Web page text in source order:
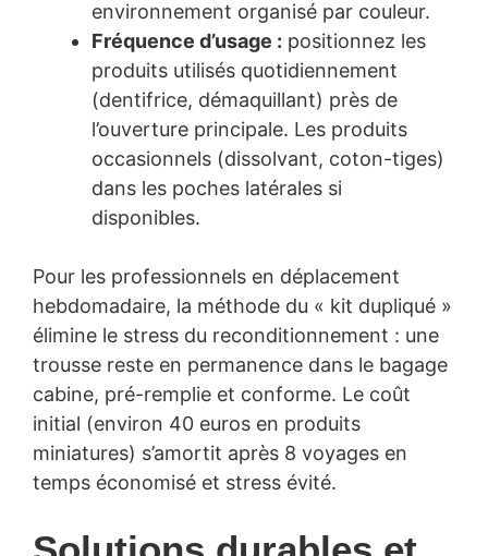
environnement organisé par couleur.
Fréquence d’usage : positionnez les
produits utilisés quotidiennement
(dentifrice, démaquillant) près de
l’ouverture principale. Les produits
occasionnels (dissolvant, coton-tiges)
dans les poches latérales si
disponibles.
Pour les professionnels en déplacement
hebdomadaire, la méthode du « kit dupliqué »
élimine le stress du reconditionnement : une
trousse reste en permanence dans le bagage
cabine, pré-remplie et conforme. Le coût
initial (environ 40 euros en produits
miniatures) s’amortit après 8 voyages en
temps économisé et stress évité.